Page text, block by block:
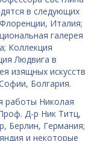
в следующих
Италия;
галерея
Коллекция
Людвига в
изящных искусств
Болгария.
работы Николая
Д-р Ник Титц,
Берлин, Германия;
и некоторые